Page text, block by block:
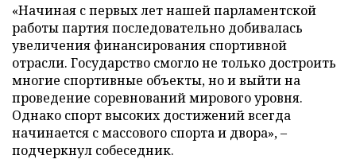
«Начиная с первых лет нашей парламентской
работы партия последовательно добивалась
увеличения финансирования спортивной
отрасли. Государство смогло не только достроить
многие спортивные объекты, но и выйти на
проведение соревнований мирового уровня.
Однако спорт высоких достижений всегда
начинается с массового спорта и двора», –
подчеркнул собеседник.